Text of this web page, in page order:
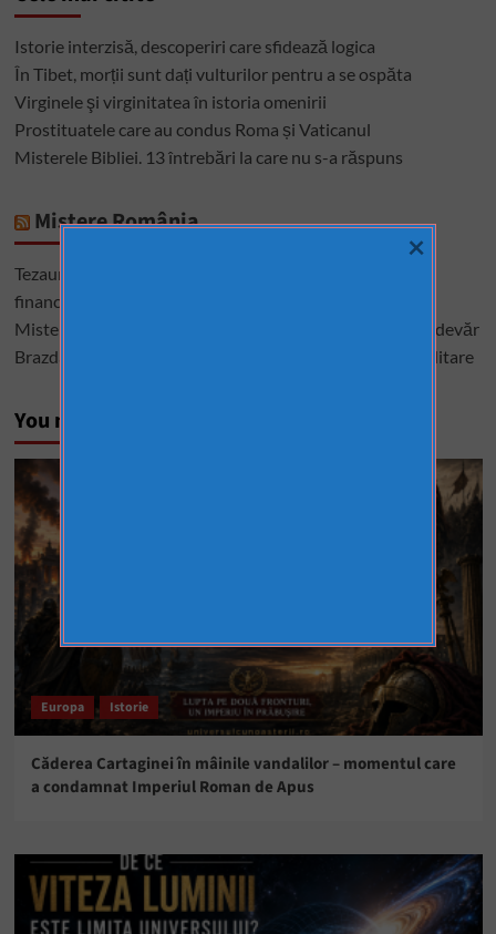
Istorie interzisă, descoperiri care sfidează logica
În Tibet, morții sunt dați vulturilor pentru a se ospăta
Virginele şi virginitatea în istoria omenirii
Prostituatele care au condus Roma și Vaticanul
Misterele Bibliei. 13 întrebări la care nu s-a răspuns
Mistere România
Tezaurul României de la Moscova – cel mai mare mister
financiar din istoria României
Misterele lui Ștefan cel Mare – între istorie, legendă și adevăr
Brazda lui Novac, una dintre cele mai mari construcții militare
You may have missed
Europa Istorie
Căderea Cartaginei în mâinile vandalilor – momentul care
a condamnat Imperiul Roman de Apus
×